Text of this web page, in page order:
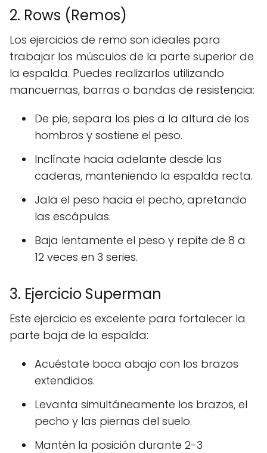
2. Rows (Remos)
Los ejercicios de remo son ideales para
trabajar los músculos de la parte superior de
la espalda. Puedes realizarlos utilizando
mancuernas, barras o bandas de resistencia:
De pie, separa los pies a la altura de los
hombros y sostiene el peso.
Inclínate hacia adelante desde las
caderas, manteniendo la espalda recta.
Jala el peso hacia el pecho, apretando
las escápulas.
Baja lentamente el peso y repite de 8 a
12 veces en 3 series.
3. Ejercicio Superman
Este ejercicio es excelente para fortalecer la
parte baja de la espalda:
Acuéstate boca abajo con los brazos
extendidos.
Levanta simultáneamente los brazos, el
pecho y las piernas del suelo.
Mantén la posición durante 2-3